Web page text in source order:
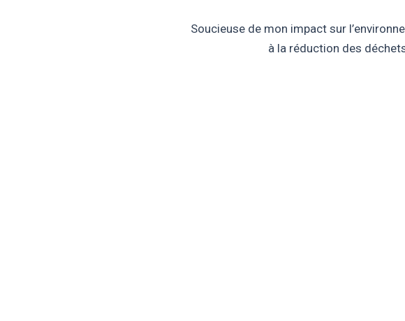
Soucieuse de mon impact sur
à la réduction des